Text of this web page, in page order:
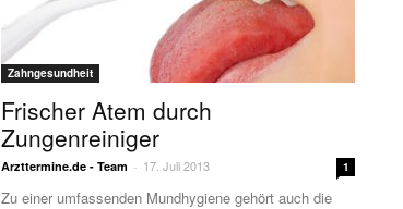
Zahngesundheit
Frischer Atem durch
Zungenreiniger
Arzttermine.de - Team - 17. Juli 2013 1
Zu einer umfassenden Mundhygiene gehört auch die